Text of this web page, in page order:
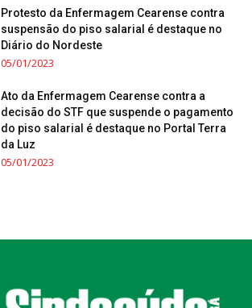
Protesto da Enfermagem Cearense contra
suspensão do piso salarial é destaque no
Diário do Nordeste
05/01/2023
Ato da Enfermagem Cearense contra a
decisão do STF que suspende o pagamento
do piso salarial é destaque no Portal Terra
da Luz
05/01/2023